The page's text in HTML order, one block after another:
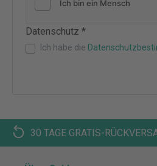
Datenschutz *
Ich habe die
30 TAGE GRATIS-